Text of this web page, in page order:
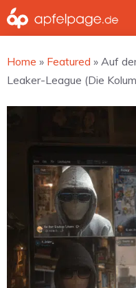
Zum
Inhalt
Home » Featured » Auf
Leaker-League (Die